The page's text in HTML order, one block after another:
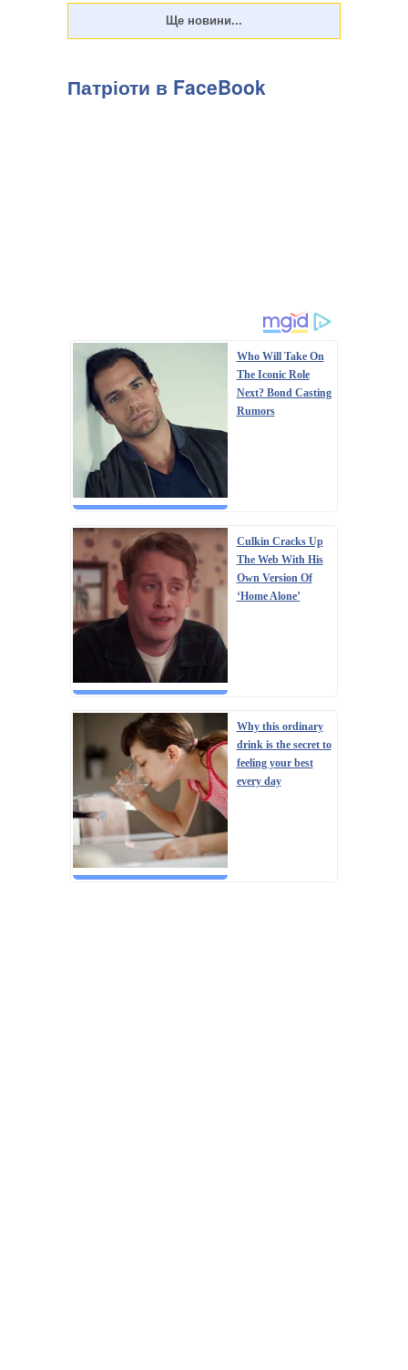
Патріоти в FaceBook
Who Will Take On
The Iconic Role
Next? Bond Casting
Rumors
Culkin Cracks Up
The Web With His
Own Version Of
‘Home Alone’
Why this ordinary
drink is the secret to
feeling your best
every day